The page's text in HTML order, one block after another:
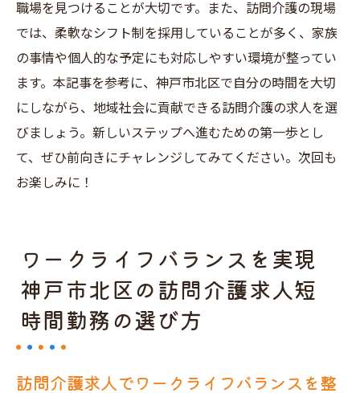
職場を見つけることが大切です。また、訪問介護の現場
では、柔軟なシフト制を採用していることが多く、家族
の事情や個人的な予定にも対応しやすい環境が整ってい
ます。本記事を参考に、神戸市北区で自分の時間を大切
にしながら、地域社会に貢献できる訪問介護の求人を選
びましょう。新しいステップへ進むための第一歩とし
て、ぜひ前向きにチャレンジしてみてください。次回も
お楽しみに！
ワークライフバランスを実現
神戸市北区の訪問介護求人短
時間勤務の選び方
訪問介護求人でワークライフバランスを整